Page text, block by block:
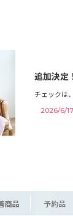
追加決定
チェックは
2026/6/17